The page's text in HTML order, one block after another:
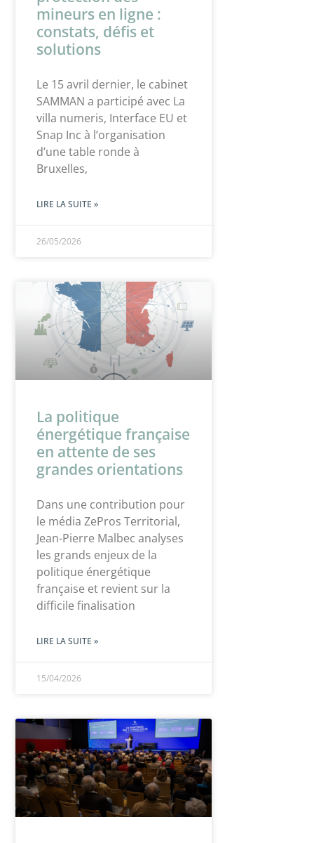
mineurs en ligne :
constats, défis et
solutions
Le 15 avril dernier, le cabinet
SAMMAN a participé avec La
villa numeris, Interface EU et
Snap Inc à l’organisation
d’une table ronde à
Bruxelles,
LIRE LA SUITE »
26/05/2026
La politique
énergétique française
en attente de ses
grandes orientations
Dans une contribution pour
le média ZePros Territorial,
Jean-Pierre Malbec analyses
les grands enjeux de la
politique énergétique
française et revient sur la
difficile finalisation
LIRE LA SUITE »
15/04/2026